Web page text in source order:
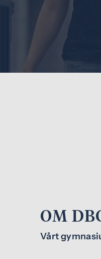
OM
Vårt